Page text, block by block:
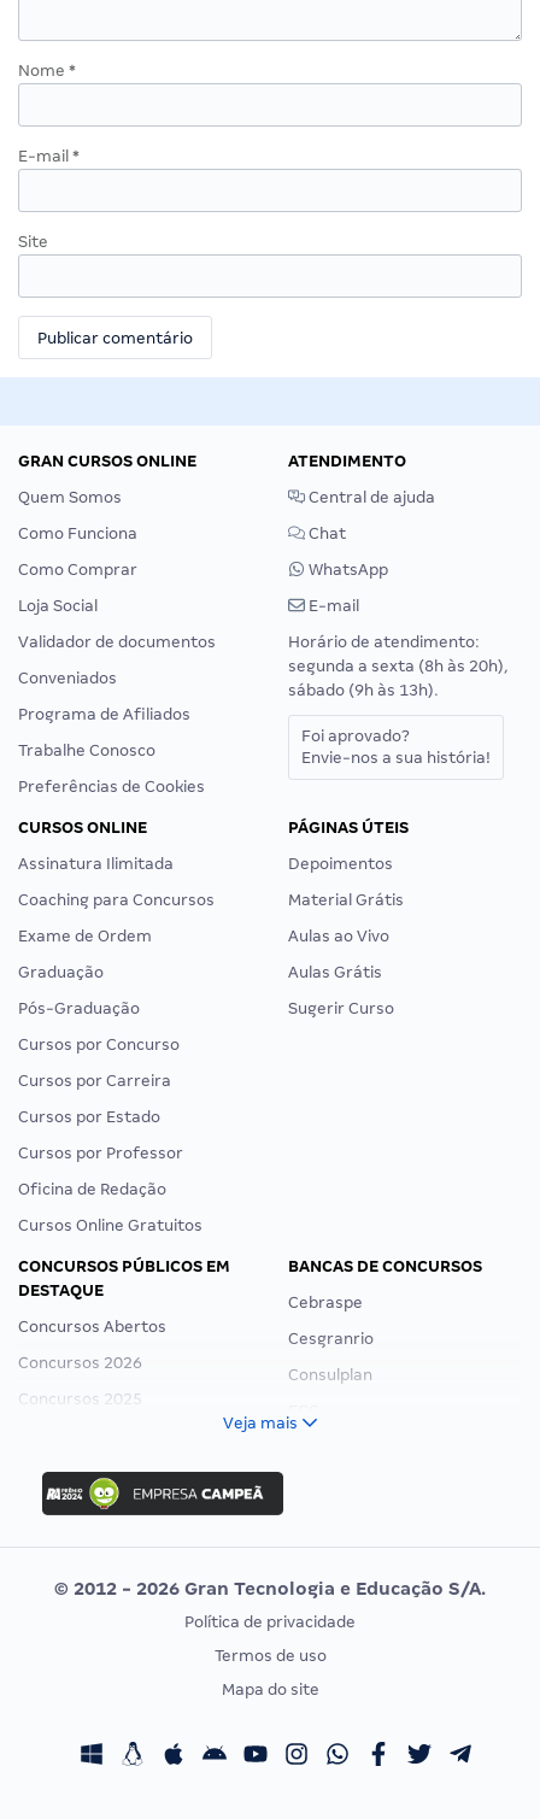
Nome *
E-mail *
Site
GRAN CURSOS ONLINE
Quem Somos
Como Funciona
Como Comprar
Loja Social
Validador de documentos
Conveniados
Programa de Afiliados
Trabalhe Conosco
Preferências de Cookies
ATENDIMENTO
Central de ajuda
Chat
WhatsApp
E-mail
Horário de atendimento:
segunda a sexta (8h às 20h),
sábado (9h às 13h).
Foi aprovado?
Envie-nos a sua história!
CURSOS ONLINE
Assinatura Ilimitada
Coaching para Concursos
Exame de Ordem
Graduação
Pós-Graduação
Cursos por Concurso
Cursos por Carreira
Cursos por Estado
Cursos por Professor
Oficina de Redação
Cursos Online Gratuitos
PÁGINAS ÚTEIS
Depoimentos
Material Grátis
Aulas ao Vivo
Aulas Grátis
Sugerir Curso
CONCURSOS PÚBLICOS EM
DESTAQUE
Concursos Abertos
Concursos 2026
Concursos 2025
Concurso Ibama
Concurso MPU
Editais publicados
BANCAS DE CONCURSOS
Cebraspe
Cesgranrio
Consulplan
Vunesp
CONCURSOS POR PROFISSÃO
Concursos Fiscais
EXAME DE ORDEM
Calendário OAB
Veja mais
© 2012 - 2026 Gran Tecnologia e Educação S/A.
Política de privacidade
Termos de uso
Mapa do site